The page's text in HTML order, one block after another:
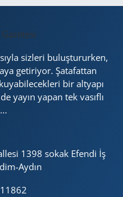
sizleri buluştururken,
getiriyor. Şatafattan
bir altyapı
yayın yapan tek vasıflı
1398 sokak Efendi İş
Aydın